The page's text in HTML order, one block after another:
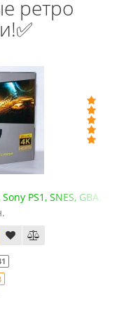
ретро
PS1, SNES, GBA.